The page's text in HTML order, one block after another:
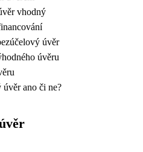
vhodný
úvěr
úvěru
ano či ne?